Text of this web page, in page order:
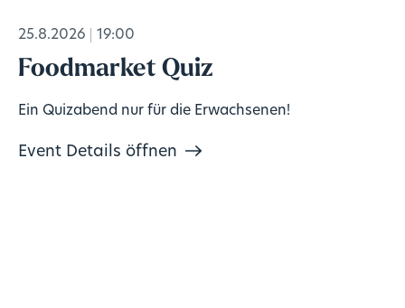
25.8.2026 19:00
Foodmarket Quiz
Ein Quizabend nur für die Erwachsenen!
Event Details öffnen